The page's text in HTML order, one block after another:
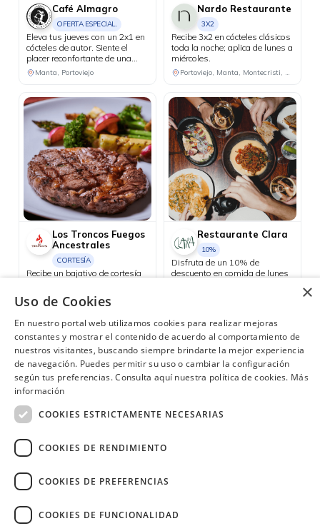
Café Almagro
OFERTA ESPECIAL.
Eleva tus jueves con un 2x1 en
cócteles de autor. Siente el
placer reconfortante de una
bebida caliente de cortesía al
realizar compras iguales o
tarjetas Diners Club.
Manta, Portoviejo
Nardo Restaurante
3X2
Recibe 3x2 en cócteles clásicos
toda la noche; aplica de lunes a
miércoles.
Portoviejo, Manta, Montecristi, Chone
Los Troncos Fuegos
Ancestrales
CORTESÍA
Recibe un bajativo de cortesía
Quicentro.
Restaurante Clara
10%
Disfruta de un 10% de
descuento en comida de lunes
Image
×
Uso de Cookies
En nuestro portal web utilizamos cookies para realizar mejoras
constantes y mostrar el contenido de acuerdo al comportamiento de
nuestros visitantes, buscando siempre brindarte la mejor experiencia
de navegación. Puedes permitir su uso o cambiar la configuración
según tus preferencias. Consulta aquí nuestra política de cookies. Más
información
COOKIES ESTRICTAMENTE NECESARIAS
COOKIES DE RENDIMIENTO
COOKIES DE PREFERENCIAS
COOKIES DE FUNCIONALIDAD